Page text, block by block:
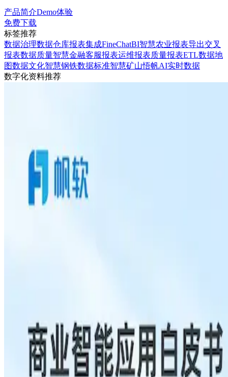
产品简介Demo体验
免费下载
标签推荐
数据治理数据仓库报表集成FineChatBI智慧农业报表导出交叉
报表数据质量智慧金融客服报表运维报表质量报表ETL数据地
图数据文化智慧钢铁数据标准智慧矿山悟帆AI实时数据
数字化资料推荐